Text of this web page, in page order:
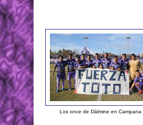
Los once de Dálmine en Campana